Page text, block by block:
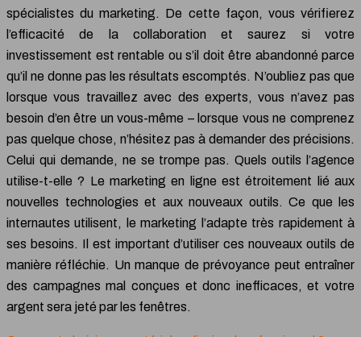
spécialistes du marketing. De cette façon, vous vérifierez
l’efficacité de la collaboration et saurez si votre
investissement est rentable ou s’il doit être abandonné parce
qu’il ne donne pas les résultats escomptés. N’oubliez pas que
lorsque vous travaillez avec des experts, vous n’avez pas
besoin d’en être un vous-même – lorsque vous ne comprenez
pas quelque chose, n’hésitez pas à demander des précisions.
Celui qui demande, ne se trompe pas. Quels outils l’agence
utilise-t-elle ? Le marketing en ligne est étroitement lié aux
nouvelles technologies et aux nouveaux outils. Ce que les
internautes utilisent, le marketing l’adapte très rapidement à
ses besoins. Il est important d’utiliser ces nouveaux outils de
manière réfléchie. Un manque de prévoyance peut entraîner
des campagnes mal conçues et donc inefficaces, et votre
argent sera jeté par les fenêtres.